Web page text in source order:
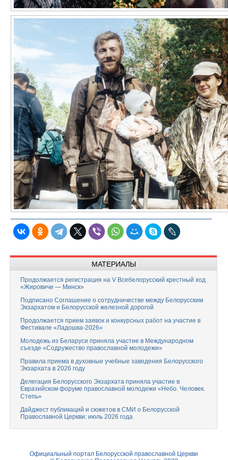
МАТЕРИАЛЫ
Продолжается регистрация на V Всебелорусский крестный ход
«Жировичи — Минск»
Подписано Соглашение о сотрудничестве между Белорусским
Экзархатом и Белорусской железной дорогой
Продолжается прием заявок и конкурсных работ на участие в
Фестивале «Ладошка-2026»
Молодежь из Беларуси приняла участие в Международном
съезде «Содружество православной молодежи»
Правила приема в духовные учебные заведения Белорусского
Экзархата в 2026 году
Делегация Белорусского Экзархата приняла участие в
Евразийском форуме православной молодежи «Небо. Человек.
Степь»
Дайджест публикаций и сюжетов в СМИ о Белорусской
Православной Церкви: июль 2026 года
Официальный портал Белорусской православной Церкви